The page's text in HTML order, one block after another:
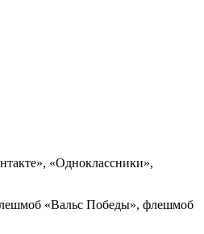
«Одноклассники»,
«Вальс Победы», флешмоб